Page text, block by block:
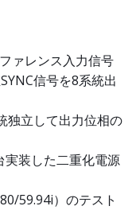
ァレンス入力信号
信号を8系統出
独立して出力位相の
実装した二重化電源
59.94i）のテスト